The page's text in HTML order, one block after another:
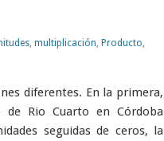
,multiplicación,Producto,
diferentes. En la primera,
Rio Cuarto en Córdoba
seguidas de ceros, la